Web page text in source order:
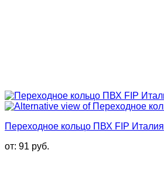
Переходное кольцо ПВХ FIP Италия
от: 91 руб.